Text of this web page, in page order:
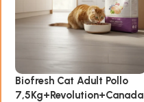
Biofresh Cat Adult Pollo
7,5Kg+Revolution+Canada